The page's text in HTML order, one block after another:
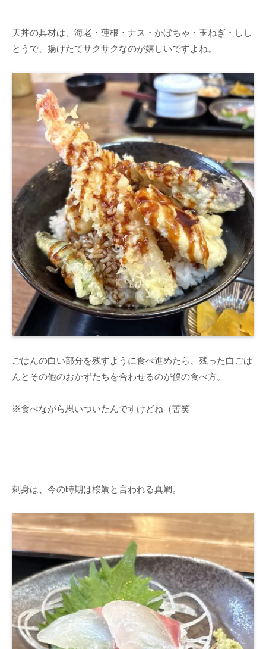
天丼の具材は、海老・蓮根・ナス・かぼちゃ・玉ねぎ・しし
とうで、揚げたてサクサクなのが嬉しいですよね。
ごはんの白い部分を残すように食べ進めたら、残った白ごは
んとその他のおかずたちを合わせるのが僕の食べ方。
※食べながら思いついたんですけどね（苦笑
刺身は、今の時期は桜鯛と言われる真鯛。